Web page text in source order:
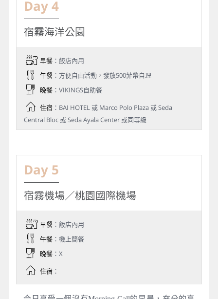
Day 4
宿霧海洋公園
早餐：飯店內用
午餐：方便自由活動，發放500菲幣自理
晚餐：VIKINGS自助餐
住宿：BAI HOTEL 或 Marco Polo Plaza 或 Seda
Central Bloc 或 Seda Ayala Center 或同等級
Day 5
宿霧機場／桃園國際機場
早餐：飯店內用
午餐：機上簡餐
晚餐：X
住宿：